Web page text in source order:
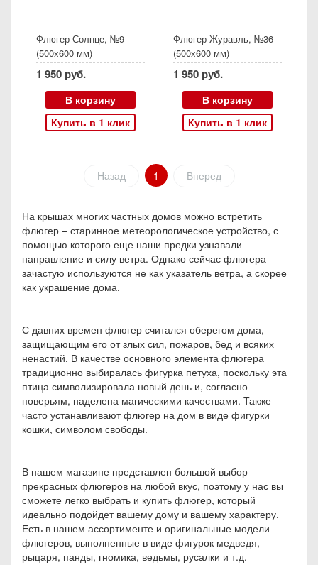
Флюгер Солнце, №9
(500x600 мм)
1 950 руб.
В корзину
Купить в 1 клик
Флюгер Журавль, №36
(500x600 мм)
1 950 руб.
В корзину
Купить в 1 клик
Назад 1 Вперед
На крышах многих частных домов можно встретить
флюгер – старинное метеорологическое устройство, с
помощью которого еще наши предки узнавали
направление и силу ветра. Однако сейчас флюгера
зачастую используются не как указатель ветра, а скорее
как украшение дома.
С давних времен флюгер считался оберегом дома,
защищающим его от злых сил, пожаров, бед и всяких
ненастий. В качестве основного элемента флюгера
традиционно выбиралась фигурка петуха, поскольку эта
птица символизировала новый день и, согласно
поверьям, наделена магическими качествами. Также
часто устанавливают флюгер на дом в виде фигурки
кошки, символом свободы.
В нашем магазине представлен большой выбор
прекрасных флюгеров на любой вкус, поэтому у нас вы
сможете легко выбрать и купить флюгер, который
идеально подойдет вашему дому и вашему характеру.
Есть в нашем ассортименте и оригинальные модели
флюгеров, выполненные в виде фигурок медведя,
рыцаря, панды, гномика, ведьмы, русалки и т.д.